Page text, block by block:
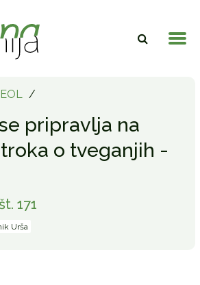
EOL /
pripravlja na
o tveganjih -
171
Urša